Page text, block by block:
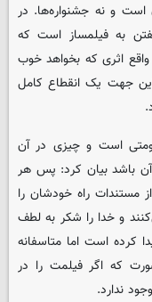
است و نه جشنواره‌ها. در
به فیلمساز است که
اثری که بخواهد خوب
جهت یک انقطاع کامل
است و چیزی در آن
باشد بیان کرد: پس هر
مستندات راه خودشان را
و خدا را شکر به لطف
کرده است اما متاسفانه
که اگر فیلمت را در
ندارد.